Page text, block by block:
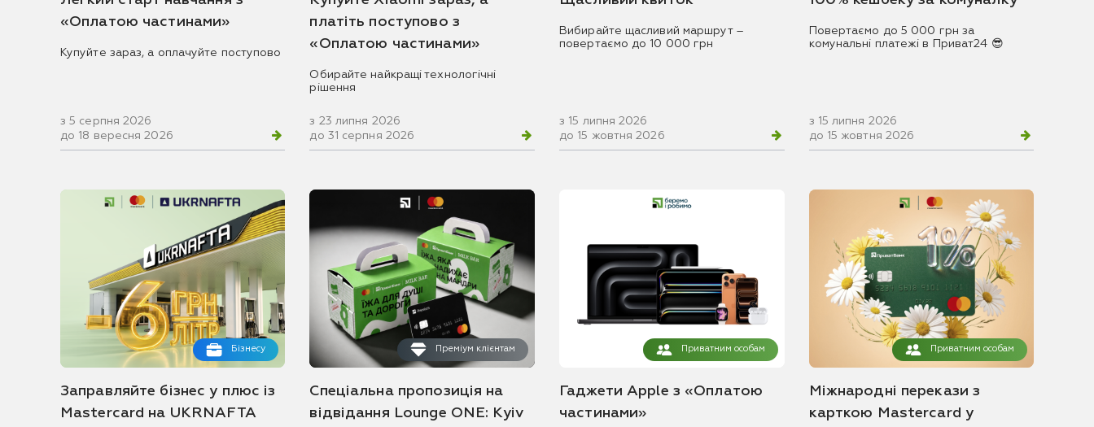
«Оплатою частинами»
Купуйте зараз, а оплачуйте поступово
з 5 серпня 2026
до 18 вересня 2026
платіть поступово з
«Оплатою частинами»
Обирайте найкращі технологічні
рішення
з 23 липня 2026
до 31 серпня 2026
Вибирайте щасливий маршрут –
повертаємо до 10 000 грн
з 15 липня 2026
до 15 жовтня 2026
Повертаємо до 5 000 грн за
комунальні платежі в Приват24 😎
з 15 липня 2026
до 15 жовтня 2026
Бізнесу
Заправляйте бізнес у плюс із
Mastercard на UKRNAFTA
Преміум клієнтам
Спеціальна пропозиція на
відвідання Lounge ONE: Kyiv
Приватним особам
Гаджети Apple з «Оплатою
частинами»
Приватним особам
Міжнародні перекази з
карткою Mastercard у